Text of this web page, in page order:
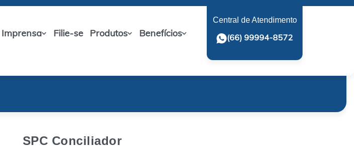
Imprensa Filie-se Produtos Benefícios
Central de Atendimento
(66) 99994-8572
SPC Conciliador